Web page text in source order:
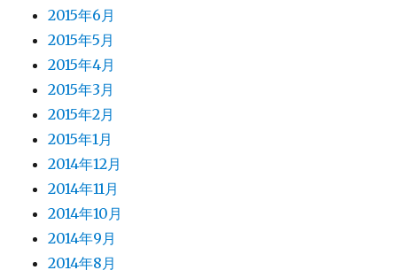
2015年6月
2015年5月
2015年4月
2015年3月
2015年2月
2015年1月
2014年12月
2014年11月
2014年10月
2014年9月
2014年8月